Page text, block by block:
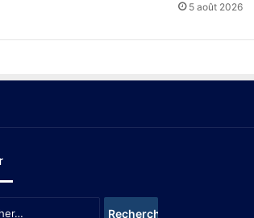
5 août 2026